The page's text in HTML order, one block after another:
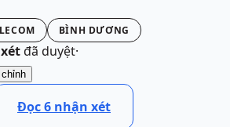
BÌNH DƯƠNG
đã duyệt·
Đọc6 nhận xét